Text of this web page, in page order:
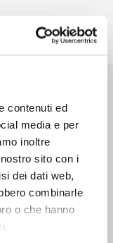
contenuti ed
media e per
inoltre
sito con i
dei dati web,
combinarle
o che hanno